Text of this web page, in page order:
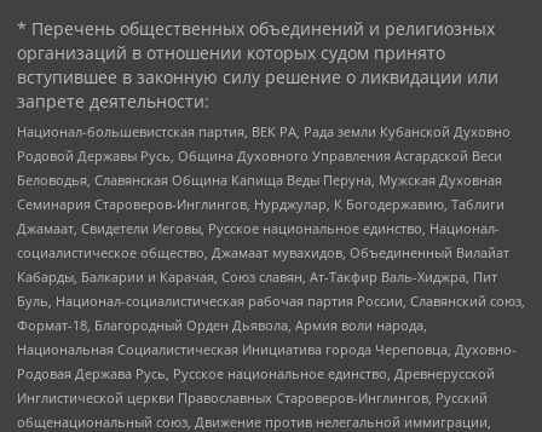
* Перечень общественных объединений и религиозных
организаций в отношении которых судом принято
вступившее в законную силу решение о ликвидации или
запрете деятельности:
Национал-большевистская партия, ВЕК РА, Рада земли Кубанской Духовно
Родовой Державы Русь, Община Духовного Управления Асгардской Веси
Беловодья, Славянская Община Капища Веды Перуна, Мужская Духовная
Семинария Староверов-Инглингов, Нурджулар, К Богодержавию, Таблиги
Джамаат, Свидетели Иеговы, Русское национальное единство, Национал-
социалистическое общество, Джамаат мувахидов, Объединенный Вилайат
Кабарды, Балкарии и Карачая, Союз славян, Ат-Такфир Валь-Хиджра, Пит
Буль, Национал-социалистическая рабочая партия России, Славянский союз,
Формат-18, Благородный Орден Дьявола, Армия воли народа,
Национальная Социалистическая Инициатива города Череповца, Духовно-
Родовая Держава Русь, Русское национальное единство, Древнерусской
Инглистической церкви Православных Староверов-Инглингов, Русский
общенациональный союз, Движение против нелегальной иммиграции,